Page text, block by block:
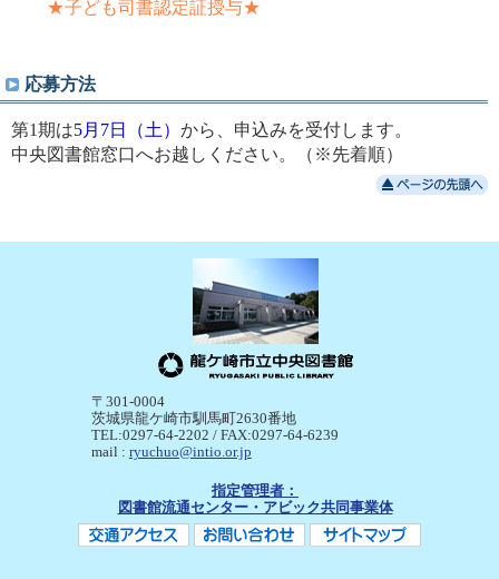
★子ども司書認定証授与★
応募方法
第1期は5月7日（土） から、申込みを受付します。
中央図書館窓口へお越しください。（※先着順）
〒301-0004
茨城県龍ケ崎市馴馬町2630番地
TEL:0297-64-2202 / FAX:0297-64-6239
mail : ryuchuo@intio.or.jp
指定管理者：
図書館流通センター・アビック共同事業体